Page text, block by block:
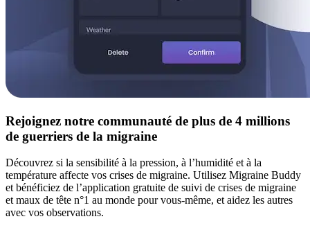
Rejoignez notre communauté de plus de 4 millions
de guerriers de la migraine
Découvrez si la sensibilité à la pression, à l’humidité et à la
température affecte vos crises de migraine. Utilisez Migraine Buddy
et bénéficiez de l’application gratuite de suivi de crises de migraine
et maux de tête n°1 au monde pour vous-même, et aidez les autres
avec vos observations.